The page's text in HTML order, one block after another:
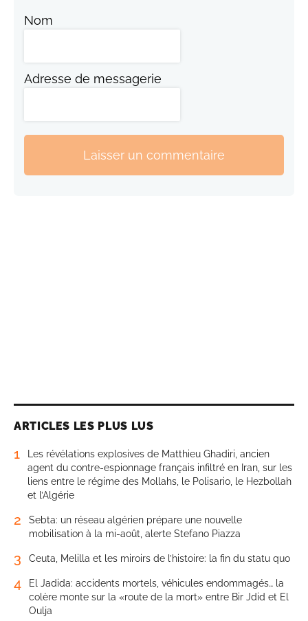
Nom
Adresse de messagerie
Laisser un commentaire
ARTICLES LES PLUS LUS
1
Les révélations explosives de Matthieu Ghadiri, ancien
agent du contre-espionnage français infiltré en Iran, sur les
liens entre le régime des Mollahs, le Polisario, le Hezbollah
et l’Algérie
2
Sebta: un réseau algérien prépare une nouvelle
mobilisation à la mi-août, alerte Stefano Piazza
3 Ceuta, Melilla et les miroirs de l’histoire: la fin du statu quo
4
El Jadida: accidents mortels, véhicules endommagés… la
colère monte sur la «route de la mort» entre Bir Jdid et El
Oulja